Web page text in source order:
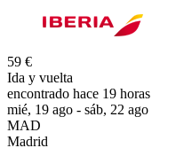
59 €
Ida y vuelta
encontrado hace 19 horas
mié, 19 ago - sáb, 22 ago
MAD
Madrid